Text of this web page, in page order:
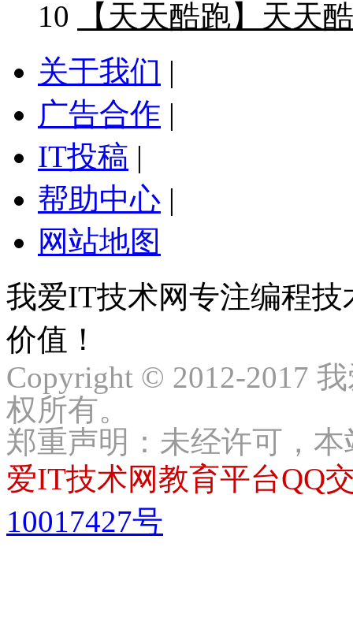
10
【天天酷跑】天天
关于我们 |
广告合作 |
IT投稿 |
帮助中心 |
网站地图
我爱IT技术网专注编程
价值！
Copyright © 2012-2017
权所有。
郑重声明：未经许可，
爱IT技术网教育平台QQ
10017427号